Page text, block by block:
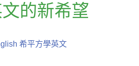
的新希望
希平方學英文